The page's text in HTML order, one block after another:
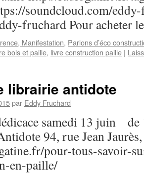
soundcloud.com/
fruchard Pour acheter
Manifestation, Parlons d’éco
bois et paille, livre construction paille |
librairie antidote
par Eddy Fruchard
samedi 13 juin
94, rue Jean
pour-tous-savoir-
en-paille/